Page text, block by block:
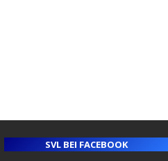
SVL BEI FACEBOOK